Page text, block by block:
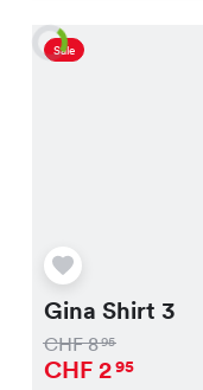
Sale
Gina Shirt 3
CHF895
CHF295